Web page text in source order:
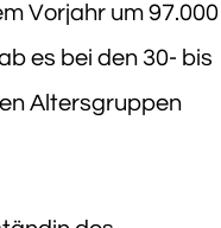
Vorjahr um 97.000
es bei den 30- bis
Altersgruppen